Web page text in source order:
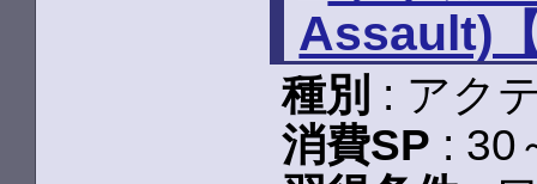
Assault)
種別 : アク
消費SP : 30